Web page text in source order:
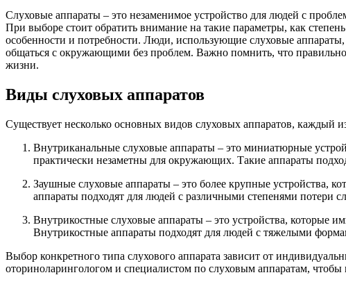
Слуховые аппараты – это незаменимое устройство для людей с
При выборе стоит обратить внимание на такие параметры, как
особенности и потребности. Люди, использующие слуховые
общаться с окружающими без проблем. Важно помнить, что
жизни.
Виды слуховых аппаратов
Существует несколько основных видов слуховых аппаратов, каждый
Внутриканальные слуховые аппараты – это миниатюрные
практически незаметны для окружающих. Такие аппараты
Заушные слуховые аппараты – это более крупные устройства,
аппараты подходят для людей с различными степенями потери
Внутрикостные слуховые аппараты – это устройства, которые
Внутрикостные аппараты подходят для людей с тяжелыми
Выбор конкретного типа слухового аппарата зависит от
оториноларингологом и специалистом по слуховым аппаратам, чтобы